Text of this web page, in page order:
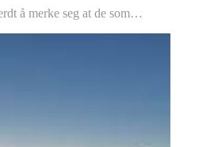
å merke seg at de som…